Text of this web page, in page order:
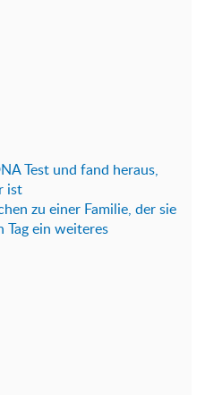
Test und fand heraus,
ist
zu einer Familie, der sie
Tag ein weiteres